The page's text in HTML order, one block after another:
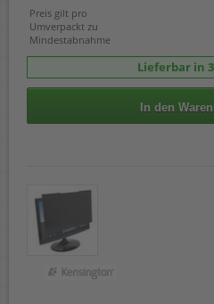
Preis gilt pro
Umverpackt zu
Mindestabnahme
Lieferbar in
In den